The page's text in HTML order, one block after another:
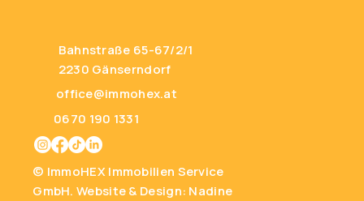
Bahnstraße 65-67/2/1
2230 Gänserndorf
office@immohex.at
0670 190 1331
© ImmoHEX Immobilien Service
GmbH.Website & Design: Nadine